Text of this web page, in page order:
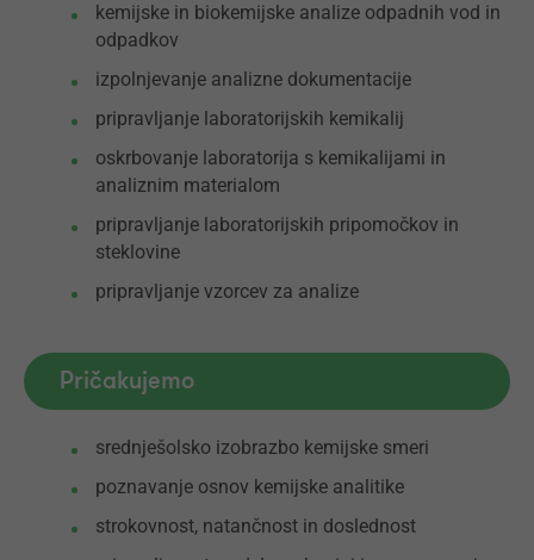
kemijske in biokemijske analize odpadnih vod in
odpadkov
izpolnjevanje analizne dokumentacije
pripravljanje laboratorijskih kemikalij
oskrbovanje laboratorija s kemikalijami in
analiznim materialom
pripravljanje laboratorijskih pripomočkov in
steklovine
pripravljanje vzorcev za analize
Pričakujemo
srednješolsko izobrazbo kemijske smeri
poznavanje osnov kemijske analitike
strokovnost, natančnost in doslednost